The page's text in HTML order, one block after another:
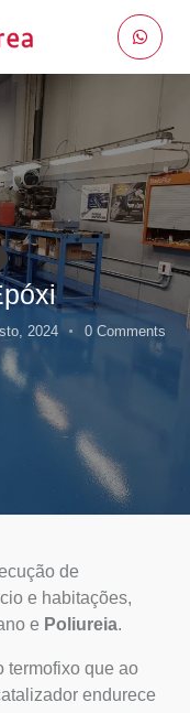
2024 0 Comments
de
e habitações,
e Poliureia.
termofixo que ao
endurece